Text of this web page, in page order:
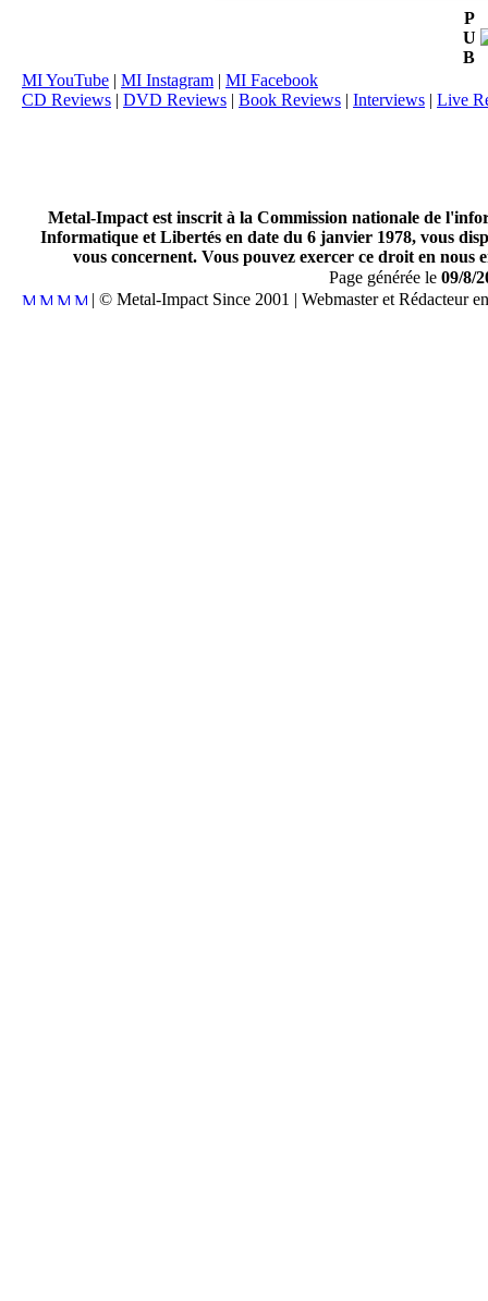
P
U
B
MI YouTube | MI Instagram | MI Facebook
CD Reviews | DVD Reviews | Book Reviews | Interviews | Live
Metal-Impact est inscrit à la Commission nationale de
Informatique et Libertés en date du 6 janvier 1978, vous
vous concernent. Vous pouvez exercer ce droit en
Page générée le 09/8/
| © Metal-Impact Since 2001 | Webmaster et Rédacteur